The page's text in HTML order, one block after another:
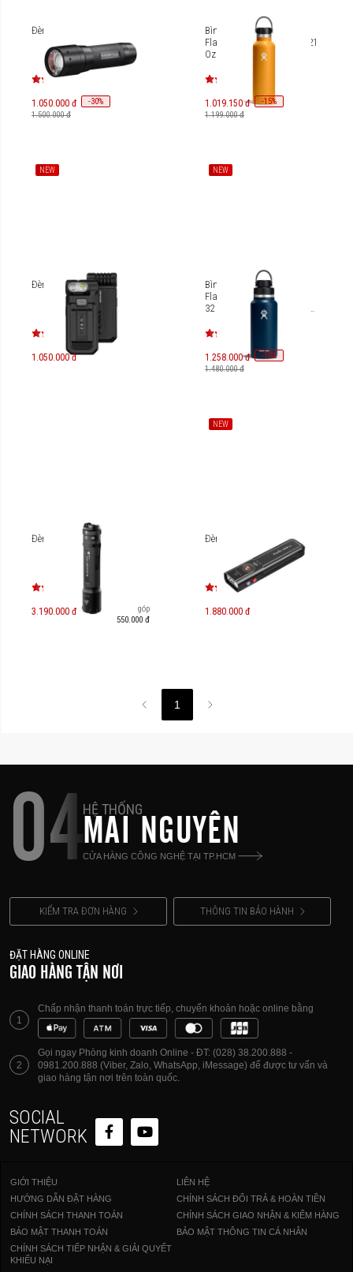
Đèn pin Ledlenser P7 Core
1.050.000 đ -30%
1.500.000 đ
Bình nước giữ nhiệt Hydro
Flask Standard Flex Cap 21
Oz S21SX (SEASON 2024)
1.019.150 đ -15%
1.199.000 đ
NEW
Đèn Pin Fenix SW05R-RED
1.050.000 đ
NEW
Bình nước giữ lạnh Hydro
Flask Wide Flex Chug Cap
32 Oz W32BFCC (SEASON
1.258.000 đ -15%
1.480.000 đ
Đèn pin Ledlenser TAC7R
3.190.000 đ
Trả góp
550.000 đ
NEW
Đèn pin Fenix E06R Pro
1.880.000 đ
1
04HỆ THỐNG
MAI NGUYÊN
CỬA HÀNG CÔNG NGHỆ TẠI TP.HCM
KIỂM TRA ĐƠN HÀNG THÔNG TIN BẢO HÀNH
ĐẶT HÀNG ONLINE
GIAO HÀNG TẬN NƠI
1
Chấp nhận thanh toán trực tiếp, chuyển khoản hoặc online bằng
2
Gọi ngay Phòng kinh doanh Online - ĐT: (028) 38.200.888 -
0981.200.888 (Viber, Zalo, WhatsApp, iMessage) để được tư vấn và
giao hàng tận nơi trên toàn quốc.
SOCIAL
NETWORK
GIỚI THIỆU
LIÊN HỆ
HƯỚNG DẪN ĐẶT HÀNG
CHÍNH SÁCH ĐỔI TRẢ & HOÀN TIỀN
CHÍNH SÁCH THANH TOÁN
CHÍNH SÁCH GIAO NHẬN & KIỂM HÀNG
BẢO MẬT THANH TOÁN
BẢO MẬT THÔNG TIN CÁ NHÂN
CHÍNH SÁCH TIẾP NHẬN & GIẢI QUYẾT
KHIẾU NẠI